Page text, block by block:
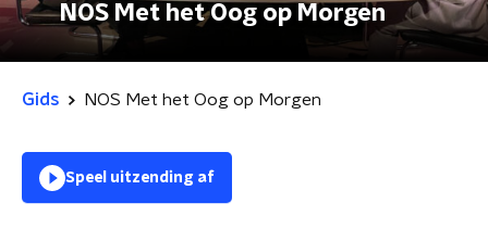
NOS Met het Oog op Morgen
Gids NOS Met het Oog op Morgen
Speel uitzending af